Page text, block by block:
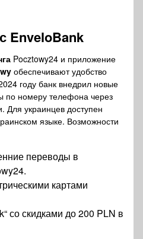
с EnveloBank
Pocztowy24 и приложение
обеспечивают удобство
году банк внедрил новые
по номеру телефона через
Для украинцев доступен
языке. Возможности
переводы в
картами
со скидками до 200 PLN в